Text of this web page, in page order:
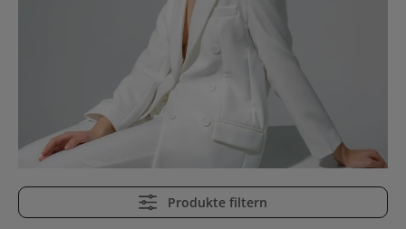
Produkte filtern